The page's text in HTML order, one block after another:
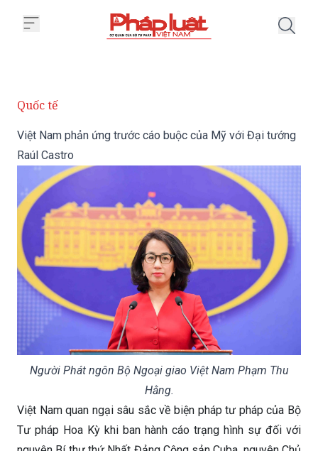
Quốc tế
Việt Nam phản ứng trước cáo buộc của Mỹ với Đại tướng
Raúl Castro
Người Phát ngôn Bộ Ngoại giao Việt Nam Phạm Thu